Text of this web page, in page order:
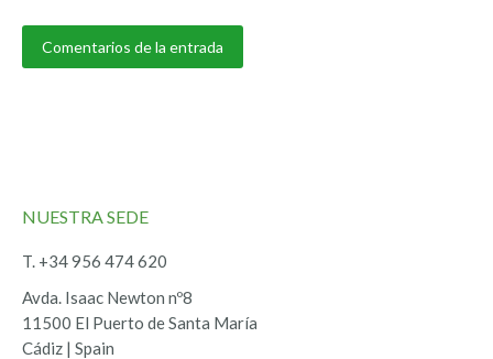
Comentarios de la entrada
NUESTRA SEDE
T. +34 956 474 620
Avda. Isaac Newton nº8
11500 El Puerto de Santa María
Cádiz | Spain